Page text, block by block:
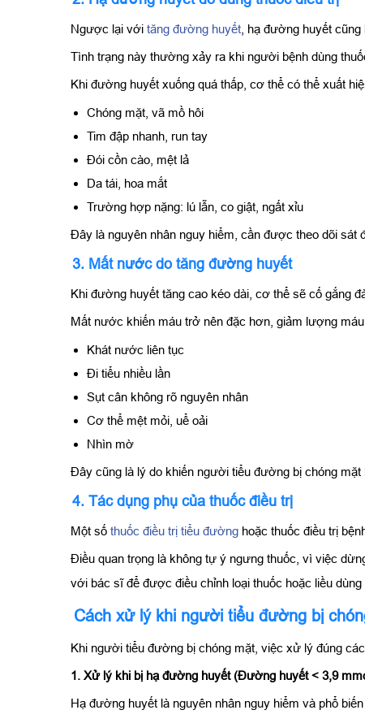
Ngược lại với tăng đường huyết , hạ đường huyết
Tình trạng này thường xảy ra khi người bệnh dùng
Khi đường huyết xuống quá thấp, cơ thể có thể xuất
Chóng mặt, vã mồ hôi
Tim đập nhanh, run tay
Đói cồn cào, mệt lả
Da tái, hoa mắt
Trường hợp nặng: lú lẫn, co giật, ngất xỉu
Đây là nguyên nhân nguy hiểm, cần được theo dõi sát
3. Mất nước do tăng đường huyết
Khi đường huyết tăng cao kéo dài, cơ thể sẽ cố gắng
Mất nước khiến máu trở nên đặc hơn, giảm lượng
Khát nước liên tục
Đi tiểu nhiều lần
Sụt cân không rõ nguyên nhân
Cơ thể mệt mỏi, uể oải
Nhìn mờ
Đây cũng là lý do khiến người tiểu đường bị chóng
4. Tác dụng phụ của thuốc điều trị
Một số thuốc điều trị tiểu đường hoặc thuốc điều trị
Điều quan trọng là không tự ý ngưng thuốc, vì việc
với bác sĩ để được điều chỉnh loại thuốc hoặc liều dùng
Cách xử lý khi người tiểu đường bị
Khi người tiểu đường bị chóng mặt, việc xử lý đúng
1. Xử lý khi bị hạ đường huyết (Đường huyết < 3,9
Hạ đường huyết là nguyên nhân nguy hiểm và phổ